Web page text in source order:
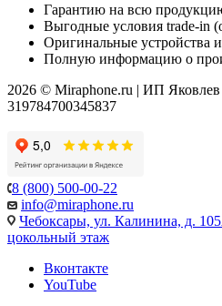
Гарантию на всю
Выгодные условия trade-in
Оригинальные устройства
Полную информацию о
2026 © Miraphone.ru | ИП
319784700345837
8 (800) 500-00-22
info@miraphone.ru
Чебоксары, ул. Калинина, д.
цокольный этаж
Вконтакте
YouTube